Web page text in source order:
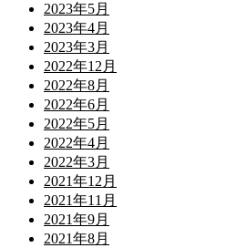
2023年5月
2023年4月
2023年3月
2022年12月
2022年8月
2022年6月
2022年5月
2022年4月
2022年3月
2021年12月
2021年11月
2021年9月
2021年8月